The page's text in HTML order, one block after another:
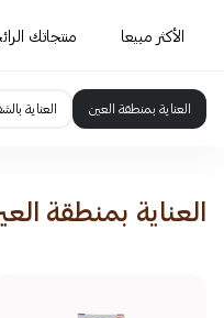
الأكثر مبيعا منتجاتك
العناية بمنطقة العين العناية
العناية بمنطقة